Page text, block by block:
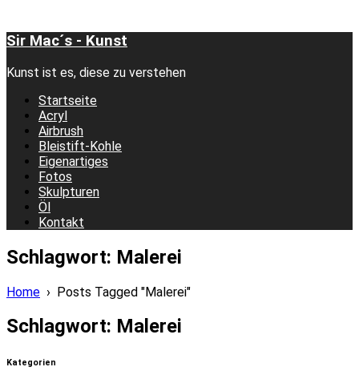
Sir Mac´s - Kunst
Kunst ist es, diese zu verstehen
Startseite
Acryl
Airbrush
Bleistift-Kohle
Eigenartiges
Fotos
Skulpturen
Öl
Kontakt
Schlagwort: Malerei
Home › Posts Tagged "Malerei"
Schlagwort: Malerei
Kategorien